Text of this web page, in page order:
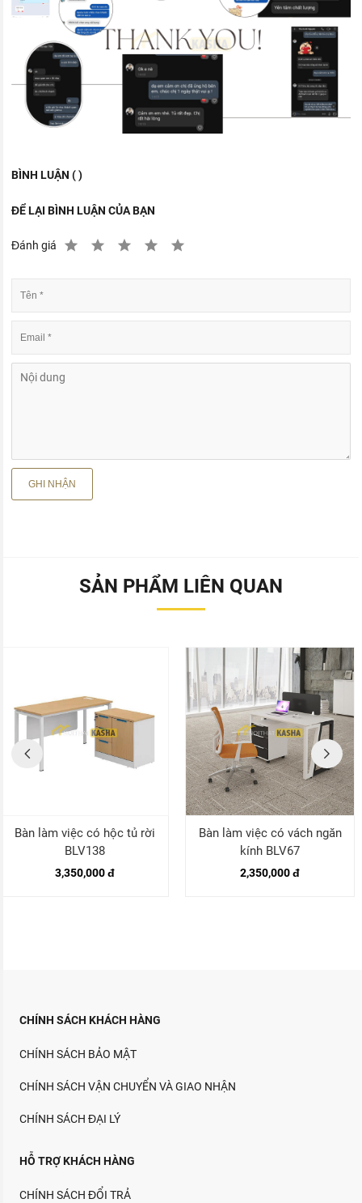
BÌNH LUẬN ( )
ĐỂ LẠI BÌNH LUẬN CỦA BẠN
Đánh giá
SẢN PHẨM LIÊN QUAN
Bàn làm việc có hộc tủ rời
BLV138
3,350,000 đ
Bàn làm việc có vách ngăn
kính BLV67
2,350,000 đ
CHÍNH SÁCH KHÁCH HÀNG
CHÍNH SÁCH BẢO MẬT
CHÍNH SÁCH VẬN CHUYỂN VÀ GIAO NHẬN
CHÍNH SÁCH ĐẠI LÝ
HỖ TRỢ KHÁCH HÀNG
CHÍNH SÁCH ĐỔI TRẢ